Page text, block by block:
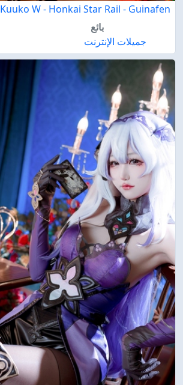
Kuuko W - Honkai Star Rail - Guinafen
بائع
جميلات الإنترنت